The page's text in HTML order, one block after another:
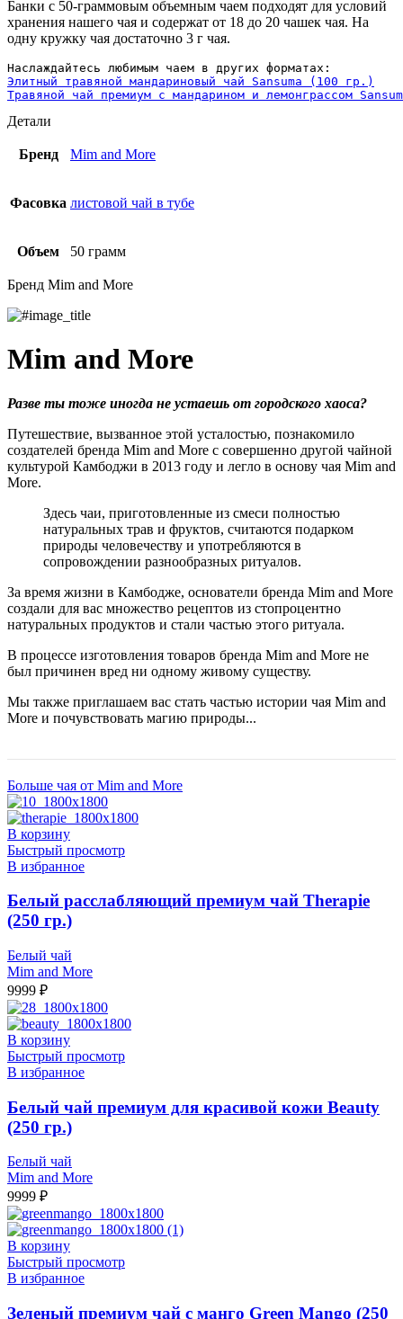
Банки с 50-граммовым объемным чаем подходят для условий
хранения нашего чая и содержат от 18 до 20 чашек чая. На
одну кружку чая достаточно 3 г чая.
Элитный травяной мандариновый чай Sansuma (100 гр.)
Травяной чай премиум с мандарином и лемонграссом
Детали
Бренд Mim and More
Фасовка листовой чай в тубе
Объем 50 грамм
Бренд Mim and More
Mim and More
Разве ты тоже иногда не устаешь от городского хаоса?
Путешествие, вызванное этой усталостью, познакомило
создателей бренда Mim and More с совершенно другой чайной
культурой Камбоджи в 2013 году и легло в основу чая Mim and
More.
Здесь чаи, приготовленные из смеси полностью
натуральных трав и фруктов, считаются подарком
природы человечеству и употребляются в
сопровождении разнообразных ритуалов.
За время жизни в Камбодже, основатели бренда Mim and More
создали для вас множество рецептов из стопроцентно
натуральных продуктов и стали частью этого ритуала.
В процессе изготовления товаров бренда Mim and More не
был причинен вред ни одному живому существу.
Мы также приглашаем вас стать частью истории чая Mim and
More и почувствовать магию природы...
Больше чая от Mim and More
В корзину
Быстрый просмотр
В избранное
Белый расслабляющий премиум чай Therapie
(250 гр.)
Белый чай
Mim and More
9999 ₽
В корзину
Быстрый просмотр
В избранное
Белый чай премиум для красивой кожи Beauty
(250 гр.)
Белый чай
Mim and More
9999 ₽
В корзину
Быстрый просмотр
В избранное
Зеленый премиум чай с манго Green Mango (250